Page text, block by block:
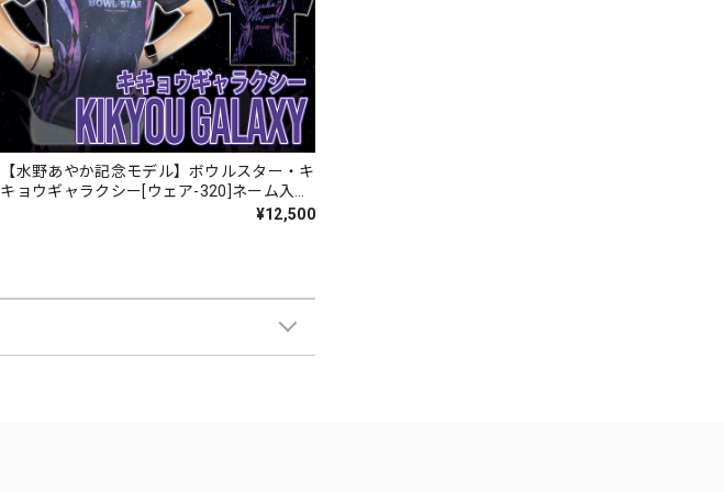
【水野あやか記念モデル】ボウルスター・キ
キョウギャラクシー[ウェア-320]ネーム入
¥12,500